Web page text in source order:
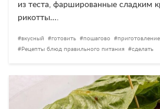
из теста, фаршированные сладким
рикотты….
вкусный готовить пошагово приготовление
Рецепты блюд правильного питания
сделать